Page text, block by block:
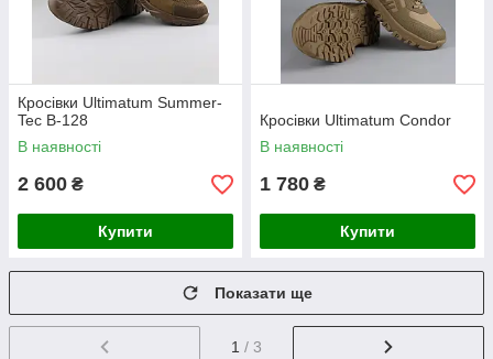
Кросівки Ultimatum Summer-
Tec B-128
В наявності
2 600 ₴
Купити
Кросівки Ultimatum Condor
В наявності
1 780 ₴
Купити
Показати ще
1 / 3